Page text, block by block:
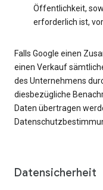
Öffentlichkeit,
erforderlich ist,
Falls Google einen
einen Verkauf
des Unternehmens
diesbezügliche
Daten übertragen
Datensicherheit